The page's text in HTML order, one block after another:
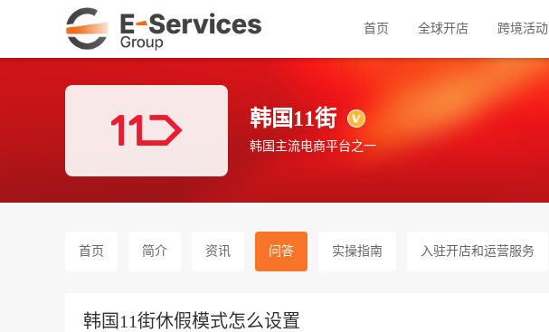
首页 全球开店 跨境活动
韩国11街
韩国主流电商平台之一
首页 简介 资讯 问答 实操指南 入驻开店和运营服务
韩国11街休假模式怎么设置